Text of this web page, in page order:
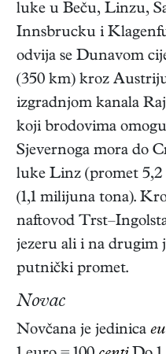
luke u Beču, Linzu,
Innsbrucku i
odvija se Dunavom
(350 km) kroz
izgradnjom kanala
koji brodovima
Sjevernoga mora do
luke Linz (promet 5,2
(1,1 milijuna tona).
naftovod
jezeru ali i na drugim
putnički promet.
Novac
Novčana je jedinica